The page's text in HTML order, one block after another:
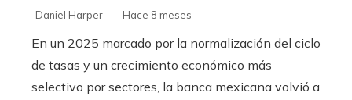
Daniel Harper Hace 8 meses
En un 2025 marcado por la normalización del ciclo
de tasas y un crecimiento económico más
selectivo por sectores, la banca mexicana volvió a